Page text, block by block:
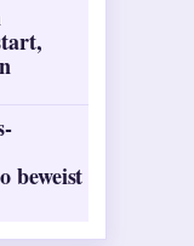
beweist